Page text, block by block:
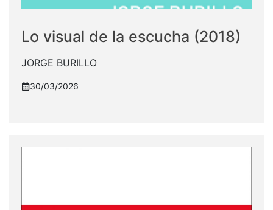
Lo visual de la escucha (2018)
JORGE BURILLO
30/03/2026